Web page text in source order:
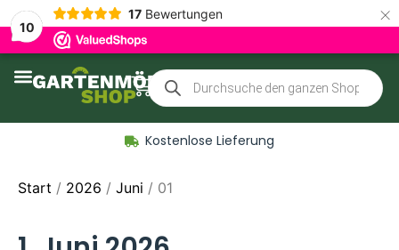
10
17 Bewertungen ×
Kostenlose Lieferung
Start / 2026 / Juni / 01